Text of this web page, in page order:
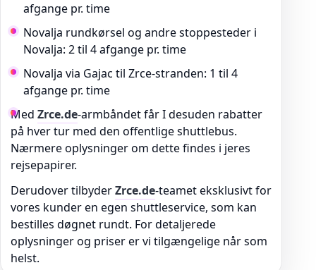
afgange pr. time
Novalja rundkørsel og andre stoppesteder i
Novalja: 2 til 4 afgange pr. time
Novalja via Gajac til Zrce-stranden: 1 til 4
afgange pr. time
Med Zrce.de-armbåndet får I desuden rabatter
på hver tur med den offentlige shuttlebus.
Nærmere oplysninger om dette findes i jeres
rejsepapirer.
Derudover tilbyderZrce.de-teamet eksklusivt for
vores kunder en egen shuttleservice, som kan
bestilles døgnet rundt. For detaljerede
oplysninger og priser er vi tilgængelige når som
helst.